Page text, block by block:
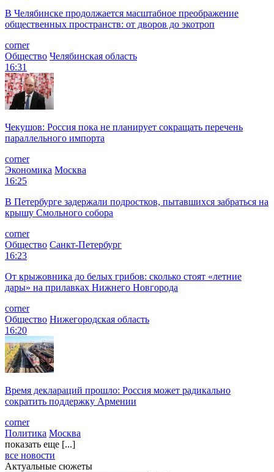
В Челябинске продолжается масштабное преображение
общественных пространств: от дворов до экотроп
corner
Общество Челябинская область
16:31
Чекушов: Россия пока не планирует сокращать перечень
параллельного импорта
corner
Экономика Москва
16:25
В Петербурге задержали подростков, пытавшихся забраться на
крышу Смольного собора
corner
Общество Санкт-Петербург
16:23
От крыжовника до белых грибов: сколько стоят «летние
дары» на прилавках Нижнего Новгорода
corner
Общество Нижегородская область
16:20
Время деклараций прошло: Россия может радикально
сократить поддержку Армении
corner
Политика Москва
показать еще [...]
все новости
Актуальные сюжеты